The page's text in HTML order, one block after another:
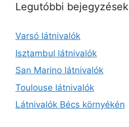
Legutóbbi bejegyzések
Varsó látnivalók
Isztambul látnivalók
San Marino látnivalók
Toulouse látnivalók
Látnivalók Bécs környékén